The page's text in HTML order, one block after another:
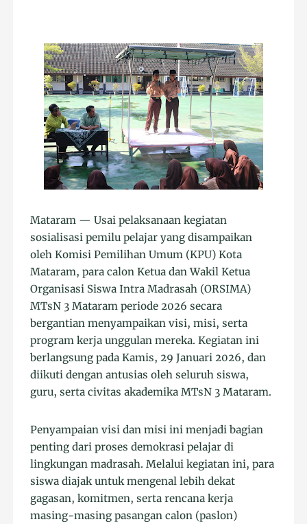
Mataram — Usai pelaksanaan kegiatan
sosialisasi pemilu pelajar yang disampaikan
oleh Komisi Pemilihan Umum (KPU) Kota
Mataram, para calon Ketua dan Wakil Ketua
Organisasi Siswa Intra Madrasah (ORSIMA)
MTsN 3 Mataram periode 2026 secara
bergantian menyampaikan visi, misi, serta
program kerja unggulan mereka. Kegiatan ini
berlangsung pada Kamis, 29 Januari 2026, dan
diikuti dengan antusias oleh seluruh siswa,
guru, serta civitas akademika MTsN 3 Mataram.
Penyampaian visi dan misi ini menjadi bagian
penting dari proses demokrasi pelajar di
lingkungan madrasah. Melalui kegiatan ini, para
siswa diajak untuk mengenal lebih dekat
gagasan, komitmen, serta rencana kerja
masing-masing pasangan calon (paslon)